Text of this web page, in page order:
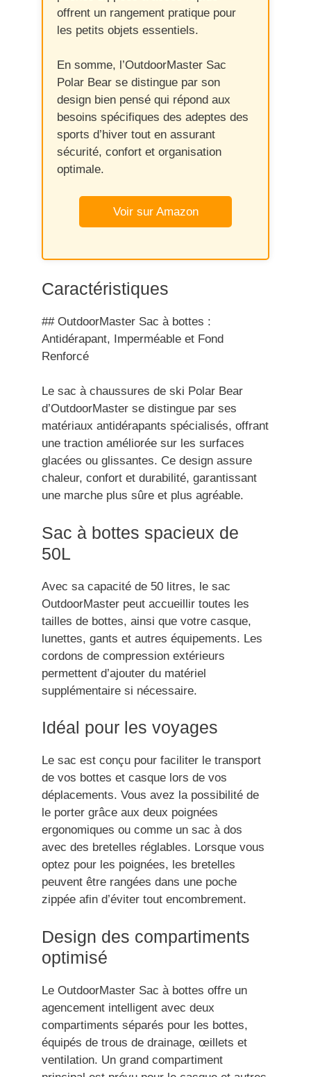
offrent un rangement pratique pour
les petits objets essentiels.
En somme, l’OutdoorMaster Sac
Polar Bear se distingue par son
design bien pensé qui répond aux
besoins spécifiques des adeptes des
sports d’hiver tout en assurant
sécurité, confort et organisation
optimale.
Voir sur Amazon
Caractéristiques
## OutdoorMaster Sac à bottes :
Antidérapant, Imperméable et Fond
Renforcé
Le sac à chaussures de ski Polar Bear
d’OutdoorMaster se distingue par ses
matériaux antidérapants spécialisés, offrant
une traction améliorée sur les surfaces
glacées ou glissantes. Ce design assure
chaleur, confort et durabilité, garantissant
une marche plus sûre et plus agréable.
Sac à bottes spacieux de
50L
Avec sa capacité de 50 litres, le sac
OutdoorMaster peut accueillir toutes les
tailles de bottes, ainsi que votre casque,
lunettes, gants et autres équipements. Les
cordons de compression extérieurs
permettent d’ajouter du matériel
supplémentaire si nécessaire.
Idéal pour les voyages
Le sac est conçu pour faciliter le transport
de vos bottes et casque lors de vos
déplacements. Vous avez la possibilité de
le porter grâce aux deux poignées
ergonomiques ou comme un sac à dos
avec des bretelles réglables. Lorsque vous
optez pour les poignées, les bretelles
peuvent être rangées dans une poche
zippée afin d’éviter tout encombrement.
Design des compartiments
optimisé
Le OutdoorMaster Sac à bottes offre un
agencement intelligent avec deux
compartiments séparés pour les bottes,
équipés de trous de drainage, œillets et
ventilation. Un grand compartiment